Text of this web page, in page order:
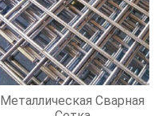
Металлическая Сварная